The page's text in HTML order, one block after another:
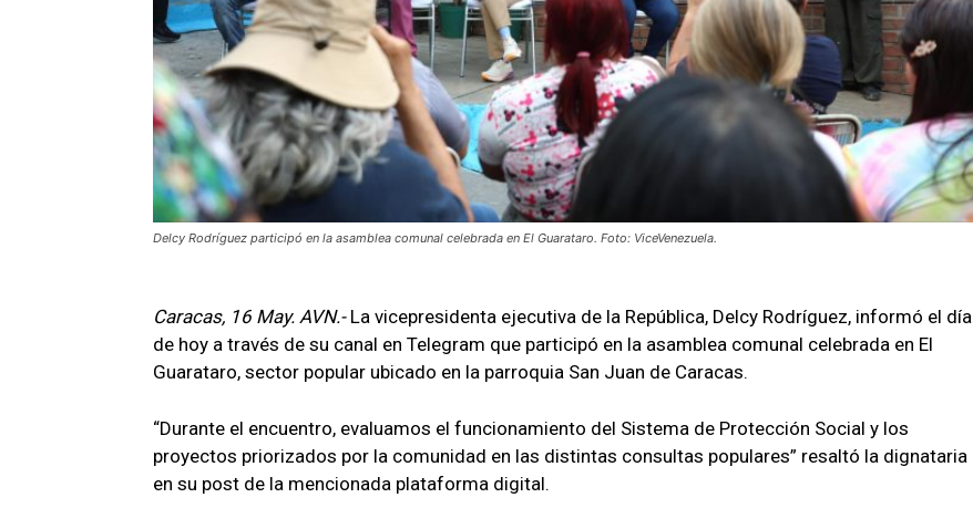
Delcy Rodríguez participó en la asamblea comunal celebrada en El Guarataro. Foto: ViceVenezuela.
Caracas, 16 May. AVN.- La vicepresidenta ejecutiva de la República, Delcy Rodríguez, informó el día
de hoy a través de su canal en Telegram que participó en la asamblea comunal celebrada en El
Guarataro, sector popular ubicado en la parroquia San Juan de Caracas.
“Durante el encuentro, evaluamos el funcionamiento del Sistema de Protección Social y los
proyectos priorizados por la comunidad en las distintas consultas populares” resaltó la dignataria
en su post de la mencionada plataforma digital.